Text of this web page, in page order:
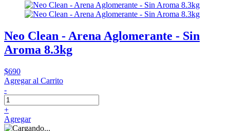
Neo Clean - Arena Aglomerante - Sin
Aroma 8.3kg
$690
Agregar al Carrito
-
+
Agregar